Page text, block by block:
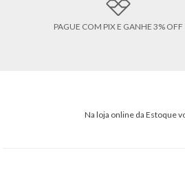
PAGUE COM PIX E GANHE 3% OFF
Na loja online da Estoque